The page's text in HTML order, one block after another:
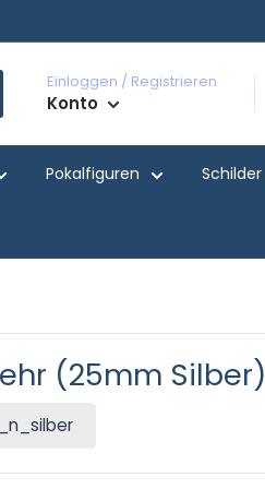
Einloggen / Registrieren
Konto
Pokalfiguren Schilder
(25mm Silber)